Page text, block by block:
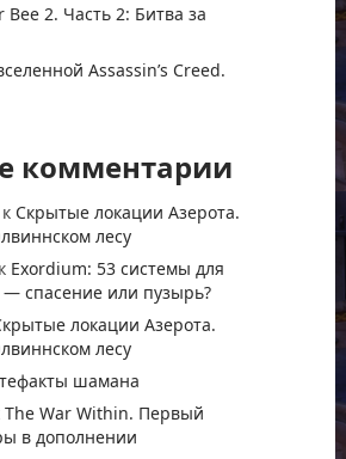
Bee 2. Часть 2: Битва за
Assassin’s Creed.
комментарии
к Скрытые локации Азерота.
лесу
Exordium: 53 системы для
— спасение или пузырь?
локации Азерота.
лесу
шамана
The War Within. Первый
в дополнении